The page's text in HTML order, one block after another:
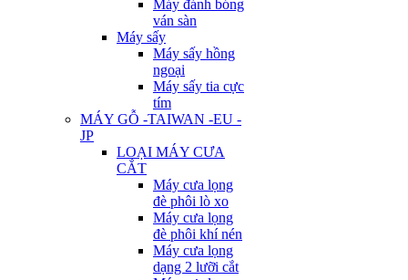
Máy đánh bóng
ván sàn
Máy sấy
Máy sấy hồng
ngoại
Máy sấy tia cực
tím
MÁY GỖ -TAIWAN -EU -
JP
LOẠI MÁY CƯA
CẮT
Máy cưa lọng
đè phôi lò xo
Máy cưa lọng
đè phôi khí nén
Máy cưa lọng
dạng 2 lưỡi cắt